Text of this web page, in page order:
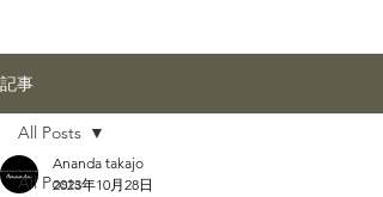
記事
All Posts
All Posts
Ananda takajo
2023年10月28日